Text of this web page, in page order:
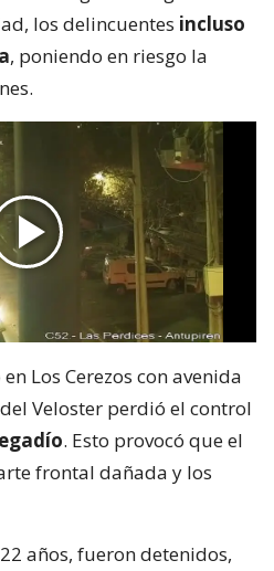
los delincuentes incluso
, poniendo en riesgo la
Los Cerezos con avenida
Veloster perdió el control
. Esto provocó que el
frontal dañada y los
años, fueron detenidos,